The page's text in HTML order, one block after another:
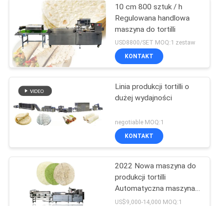
10 cm 800 sztuk / h
Regulowana handlowa
maszyna do tortilli
USD8800/SET MOQ:1 zestaw
KONTAKT
Linia produkcji tortilli o
dużej wydajności
negotiable MOQ:1
KONTAKT
2022 Nowa maszyna do
produkcji tortilli
Automatyczna maszyna
do produkcji tortilli BP-
US$9,000-14,000 MOQ:1